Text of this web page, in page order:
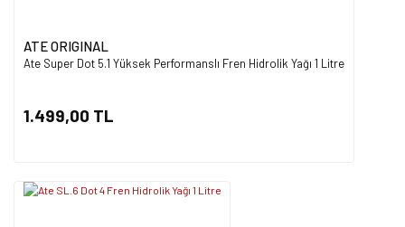
ATE ORIGINAL
Ate Super Dot 5.1 Yüksek Performanslı Fren Hidrolik Yağı 1 Litre
1.499,00 TL